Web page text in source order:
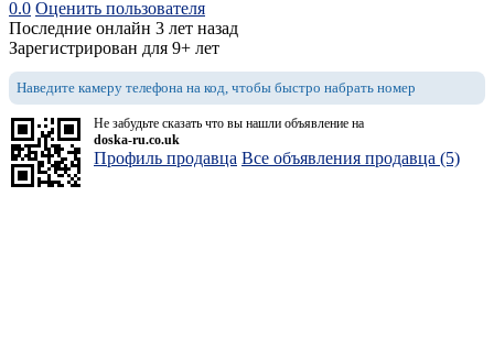
0.0 Оценить пользователя
Последние онлайн 3 лет назад
Зарегистрирован для 9+ лет
Наведите камеру телефона на код, чтобы быстро набрать номер
Не забудьте сказать что вы нашли объявление на
doska-ru.co.uk
Профиль продавца Все объявления продавца (5)